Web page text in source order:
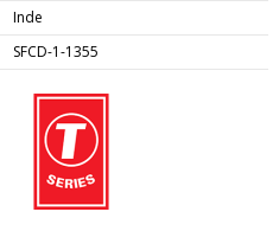
Inde
SFCD-1-1355